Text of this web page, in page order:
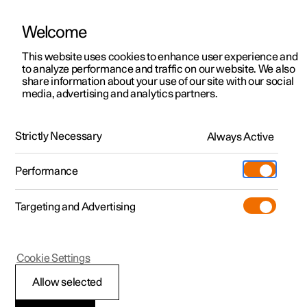
Polestar 2
Polestar 3
Polestar 4
Pre-owned
Shop
Meer
Testrit
Aanbiedingen voor
Testrit
Aanbiedingen voor
Polestar 4 coupé
Ontdek Polestar 4
Testrit
Bekijk onze stockwagens
Aanbiedingen voor
Ontdek Polestar 5
Over pre-owned
Pre-owned aanbiedingen
Aanbiedingen voor particulieren
Aanbiedingen voor
professionelen
Bekijk onze stockwagens
Configureer
Pre-owned
Testrit
Additionals
(Opent in een nieuw venster)
Experiences
Ontmoet ons
Servicepunten
Opladen
Support
HandleidingVideogalerijSoftware-updates
Reiniging interieur
Polestar 2
Interieuronderdelen
Welcome
This website uses cookies to enhance user experience and
to analyze performance and traffic on our website. We also
share information about your use of our site with our social
media, advertising and analytics partners.
Strictly Necessary Always Active
Performance
Targeting and Advertising
Allow selected
Cookie Settings